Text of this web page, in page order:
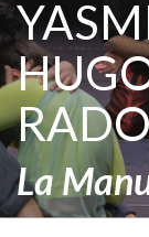
La